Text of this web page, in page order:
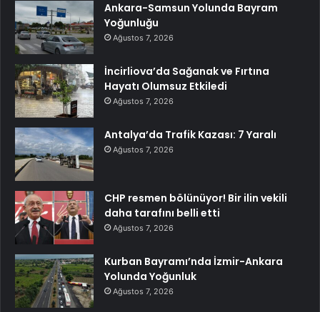
Ankara-Samsun Yolunda Bayram
Yoğunluğu
Ağustos 7, 2026
İncirliova’da Sağanak ve Fırtına
Hayatı Olumsuz Etkiledi
Ağustos 7, 2026
Antalya’da Trafik Kazası: 7 Yaralı
Ağustos 7, 2026
CHP resmen bölünüyor! Bir ilin vekili
daha tarafını belli etti
Ağustos 7, 2026
Kurban Bayramı’nda İzmir-Ankara
Yolunda Yoğunluk
Ağustos 7, 2026